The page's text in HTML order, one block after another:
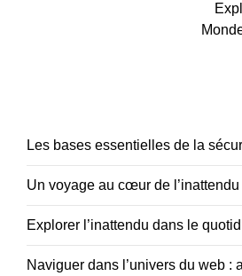
Les bases essentielles de la
Un voyage au cœur de l’inattendu
Explorer l’inattendu dans le
Naviguer dans l’univers du web :